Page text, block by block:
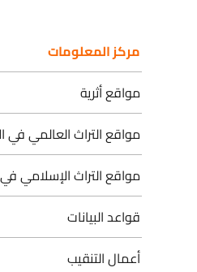
مركز المعلومات
مواقع أثرية
مواقع التراث العالمي في الأردن
مواقع التراث الإسلامي في الأردن
قواعد البيانات
أعمال التنقيب